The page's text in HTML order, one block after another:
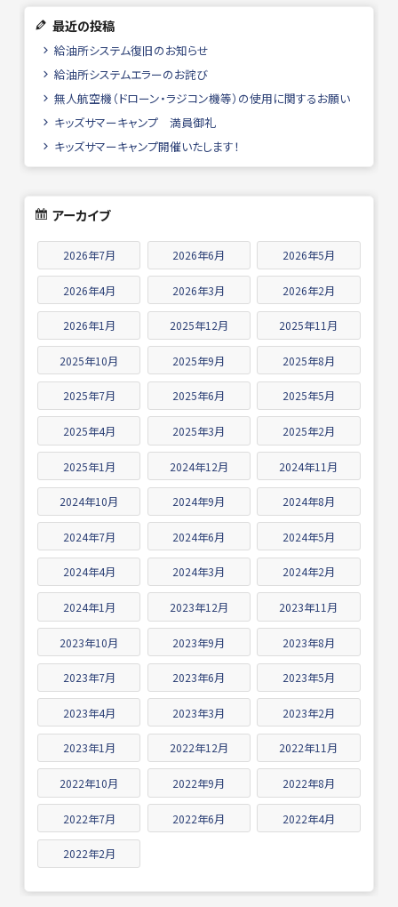
最近の投稿
給油所システム復旧のお知らせ
給油所システムエラーのお詫び
無人航空機（ドローン・ラジコン機等）の使用に関するお願い
キッズサマーキャンプ 満員御礼
キッズサマーキャンプ開催いたします！
アーカイブ
2026年7月 2026年6月 2026年5月
2026年4月 2026年3月 2026年2月
2026年1月 2025年12月 2025年11月
2025年10月 2025年9月 2025年8月
2025年7月 2025年6月 2025年5月
2025年4月 2025年3月 2025年2月
2025年1月 2024年12月 2024年11月
2024年10月 2024年9月 2024年8月
2024年7月 2024年6月 2024年5月
2024年4月 2024年3月 2024年2月
2024年1月 2023年12月 2023年11月
2023年10月 2023年9月 2023年8月
2023年7月 2023年6月 2023年5月
2023年4月 2023年3月 2023年2月
2023年1月 2022年12月 2022年11月
2022年10月 2022年9月 2022年8月
2022年7月 2022年6月 2022年4月
2022年2月